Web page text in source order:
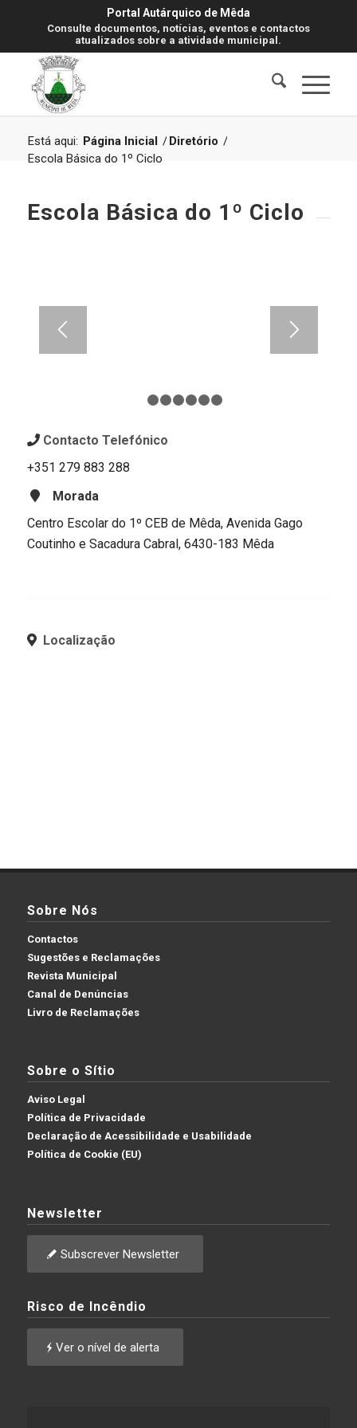
Portal Autárquico de Mêda
Consulte documentos, notícias, eventos e contactos
atualizados sobre a atividade municipal.
Está aqui: Página Inicial / Diretório /
Escola Básica do 1º Ciclo
Escola Básica do 1º Ciclo
1
Contacto Telefónico
+351 279 883 288
Morada
Centro Escolar do 1º CEB de Mêda, Avenida Gago
Coutinho e Sacadura Cabral, 6430-183 Mêda
Localização
Sobre Nós
Contactos
Sugestões e Reclamações
Revista Municipal
Canal de Denúncias
Livro de Reclamações
Sobre o Sítio
Aviso Legal
Política de Privacidade
Declaração de Acessibilidade e Usabilidade
Política de Cookie (EU)
Newsletter
Subscrever Newsletter
Risco de Incêndio
Ver o nível de alerta